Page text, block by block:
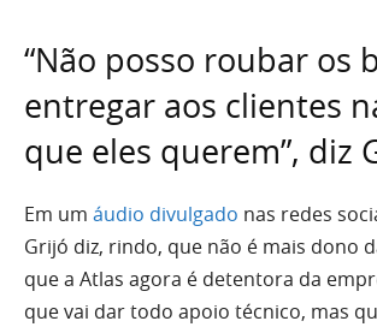
“Não posso roubar os
entregar aos clientes
que eles querem”, diz
Em um áudio divulgado nas redes
Grijó diz, rindo, que não é mais dono
que a Atlas agora é detentora da
que vai dar todo apoio técnico, mas